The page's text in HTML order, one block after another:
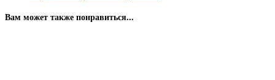
Вам может также понравиться...